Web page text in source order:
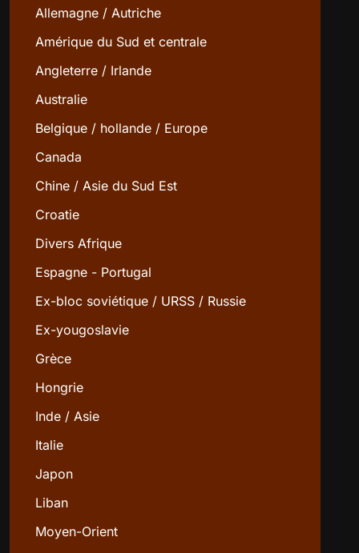
Allemagne / Autriche
Amérique du Sud et centrale
Angleterre / Irlande
Australie
Belgique / hollande / Europe
Canada
Chine / Asie du Sud Est
Croatie
Divers Afrique
Espagne - Portugal
Ex-bloc soviétique / URSS / Russie
Ex-yougoslavie
Grèce
Hongrie
Inde / Asie
Italie
Japon
Liban
Moyen-Orient